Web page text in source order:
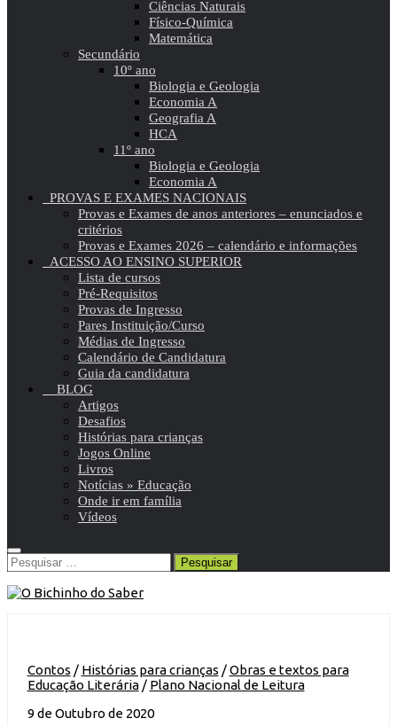
Ciências Naturais
Físico-Química
Matemática
Secundário
10º ano
Biologia e Geologia
Economia A
Geografia A
HCA
11º ano
Biologia e Geologia
Economia A
PROVAS E EXAMES NACIONAIS
Provas e Exames de anos anteriores – enunciados e
critérios
Provas e Exames 2026 – calendário e informações
ACESSO AO ENSINO SUPERIOR
Lista de cursos
Pré-Requisitos
Provas de Ingresso
Pares Instituição/Curso
Médias de Ingresso
Calendário de Candidatura
Guia da candidatura
BLOG
Artigos
Desafios
Histórias para crianças
Jogos Online
Livros
Notícias » Educação
Onde ir em família
Vídeos
Pesquisar
por:
Contos / Histórias para crianças /Obras e textos para
Educação Literária/ Plano Nacional de Leitura
9 de Outubro de 2020